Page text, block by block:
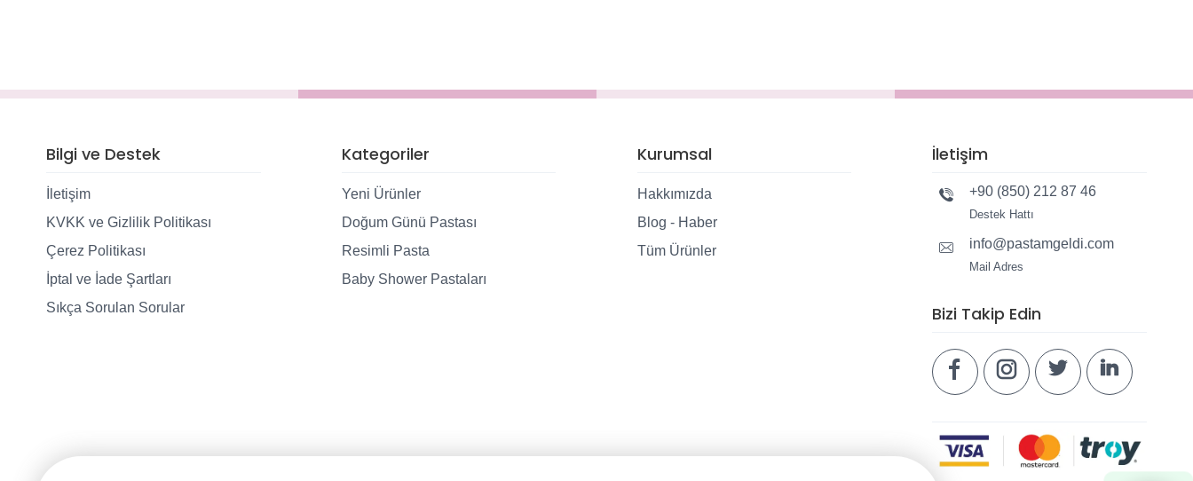
Bilgi ve Destek
İletişim
KVKK ve Gizlilik Politikası
Çerez Politikası
İptal ve İade Şartları
Sıkça Sorulan Sorular
Kategoriler
Yeni Ürünler
Doğum Günü Pastası
Resimli Pasta
Baby Shower Pastaları
Kurumsal
Hakkımızda
Blog - Haber
Tüm Ürünler
İletişim
+90 (850) 212 87 46
Destek Hattı
info@pastamgeldi.com
Mail Adres
Bizi Takip Edin